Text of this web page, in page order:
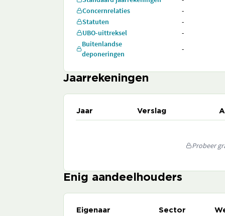
Concernrelaties
-
Statuten
-
UBO-uittreksel
-
Buitenlandse
deponeringen
-
Jaarrekeningen
Jaar Verslag
Probeer
Enig aandeelhouders
Eigenaar Sector